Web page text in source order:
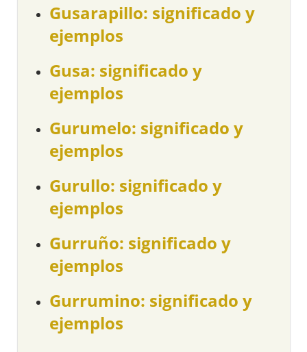
Gusarapillo: significado y
ejemplos
Gusa: significado y
ejemplos
Gurumelo: significado y
ejemplos
Gurullo: significado y
ejemplos
Gurruño: significado y
ejemplos
Gurrumino: significado y
ejemplos